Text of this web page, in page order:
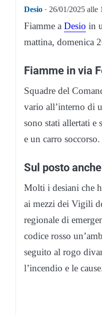
Desio · 26/01/2025 alle
Fiamme a Desio in
mattina, domenica
Fiamme in via
Squadre del
vario all’interno di
sono stati allertati e
e un carro
Sul posto
Molti i desiani che
ai mezzi dei Vigili
regionale di
codice rosso
seguito al rogo
l’incendio e le